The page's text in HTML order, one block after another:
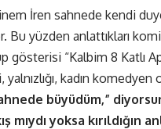
İren sahnede kendi
Bu yüzden anlattıkları
gösterisi “Kalbim 8 Katlı
yalnızlığı, kadın
büyüdüm,”
mıydı yoksa kırıldığın